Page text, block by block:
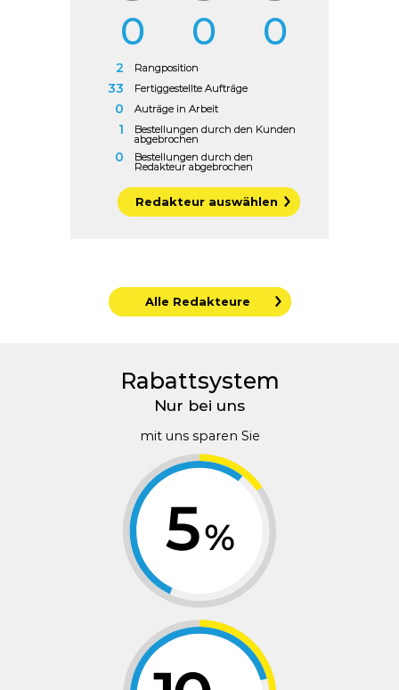
0 0 0
2 Rangposition
33 Fertiggestellte Aufträge
0 Auträge in Arbeit
1 Bestellungen durch den Kunden
abgebrochen
0 Bestellungen durch den
Redakteur abgebrochen
Redakteur auswählen
Alle Redakteure
Rabattsystem
Nur bei uns
mit uns sparen Sie